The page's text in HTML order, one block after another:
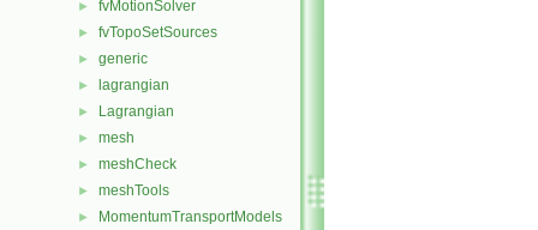
► fvMotionSolver
► fvTopoSetSources
► generic
► lagrangian
► Lagrangian
► mesh
► meshCheck
► meshTools
► MomentumTransportModels